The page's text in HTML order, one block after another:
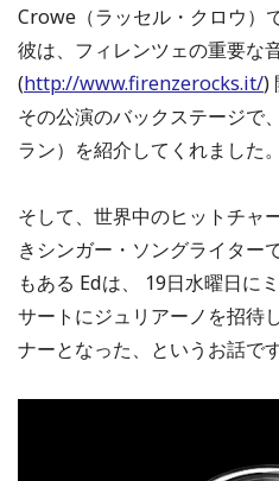
Crowe（ラッセル・クロウ）
彼は、フィレンツェの重要な
(http://www.firenzerocks.it/)
その公演のバックステージで
ラン）を紹介してくれました。
そして、世界中のヒットチャ
きシンガー・ソングライター
もある Edは、 19日水曜日に
サートにジュリアーノを招待
ナーとなった、というお話です